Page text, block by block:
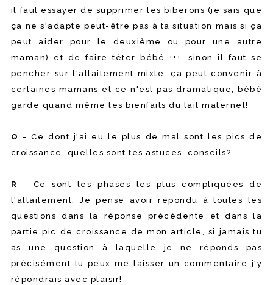
il faut essayer de supprimer les biberons (je sais que
ça ne s'adapte peut-être pas à ta situation mais si ça
peut aider pour le deuxième ou pour une autre
maman) et de faire téter bébé +++, sinon il faut se
pencher sur l'allaitement mixte, ça peut convenir à
certaines mamans et ce n'est pas dramatique, bébé
garde quand même les bienfaits du lait maternel!
Q
- Ce dont j'ai eu le plus de mal sont les pics de
croissance, quelles sont tes astuces, conseils?
R - Ce sont les phases les plus compliquées de
l'allaitement. Je pense avoir répondu à toutes tes
questions dans la réponse précédente et dans la
partie pic de croissance de mon article, si jamais tu
as une question à laquelle je ne réponds pas
précisément tu peux me laisser un commentaire j'y
répondrais avec plaisir!